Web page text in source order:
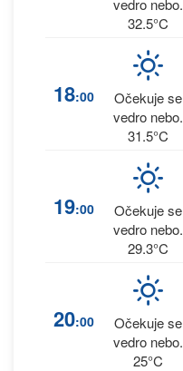
vedro nebo.
32.5°C
18:00
Očekuje se
vedro nebo.
31.5°C
19:00
Očekuje se
vedro nebo.
29.3°C
20:00
Očekuje se
vedro nebo.
25°C